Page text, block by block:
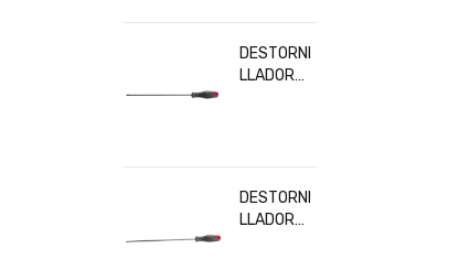
DESTORNI
LLADOR
32919
DESTORNI
LLADOR